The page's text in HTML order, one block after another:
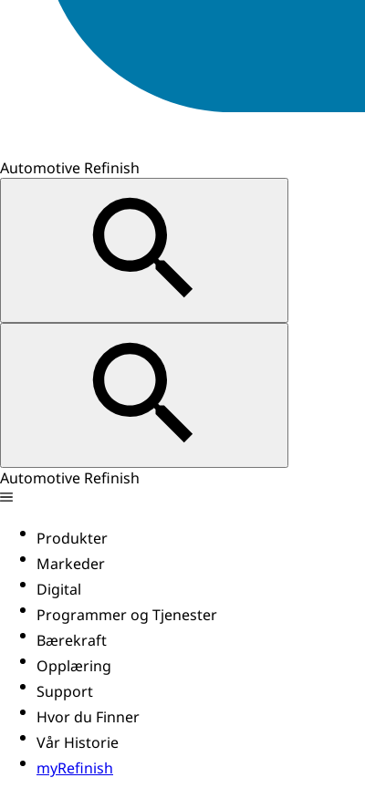
Automotive Refinish
Automotive Refinish
Produkter
Markeder
Digital
Programmer og Tjenester
Bærekraft
Opplæring
Support
Hvor du Finner
Vår Historie
myRefinish